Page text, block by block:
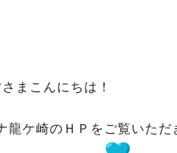
まこんにちは！
龍ケ崎のＨＰをご覧いただ